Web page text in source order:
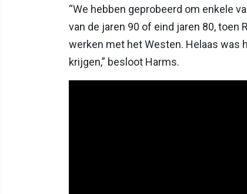
“We hebben geprobeerd om enkele
van de jaren 90 of eind jaren 80, toen
werken met het Westen. Helaas was
krijgen,” besloot Harms.